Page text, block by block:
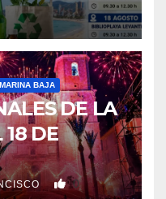
MARINA BAJA
DE LA
18 DE
0